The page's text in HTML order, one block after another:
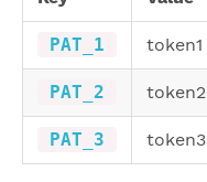
PAT_1 token1
PAT_2 token2
PAT_3 token3